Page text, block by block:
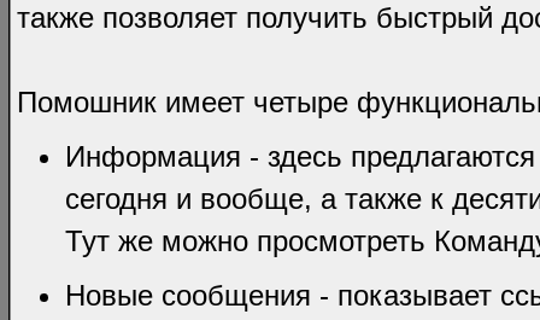
также позволяет получить быстрый
Помошник имеет четыре
Информация - здесь
сегодня и вообще, а также к
Тут же можно просмотреть
Новые сообщения - показывает